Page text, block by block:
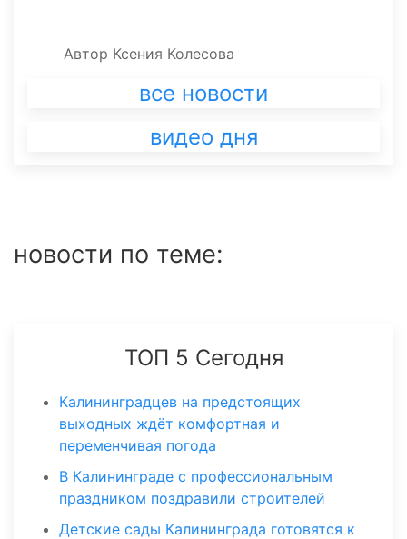
Автор Ксения Колесова
все новости
видео дня
новости по теме:
ТОП 5 Сегодня
Калининградцев на предстоящих
выходных ждёт комфортная и
переменчивая погода
В Калининграде с профессиональным
праздником поздравили строителей
Детские сады Калининграда готовятся к